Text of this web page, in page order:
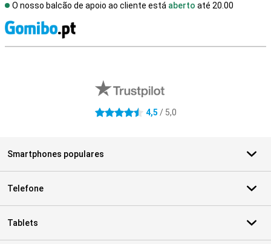
O nosso balcão de apoio ao cliente está aberto até 20.00
4.5 estrelas 4,5 / 5,0
Smartphones populares
Telefone
Tablets